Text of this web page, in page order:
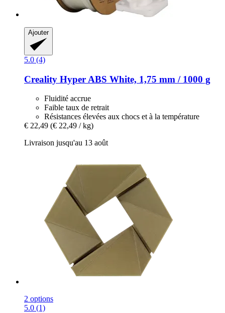
Ajouter
5.0 (4)
Creality Hyper ABS White, 1,75 mm / 1000 g
Fluidité accrue
Faible taux de retrait
Résistances élevées aux chocs et à la température
€ 22,49 (€ 22,49 / kg)
Livraison jusqu'au 13 août
2 options
5.0 (1)